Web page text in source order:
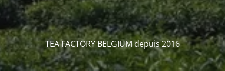
TEA FACTORY BELGIUM depuis 2016